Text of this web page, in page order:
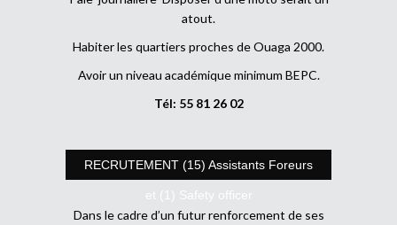
atout.
Habiter les quartiers proches de Ouaga 2000.
Avoir un niveau académique minimum BEPC.
Tél: 55 81 26 02
RECRUTEMENT (15) Assistants Foreurs
et (1) Safety officer
Dans le cadre d’un futur renforcement de ses